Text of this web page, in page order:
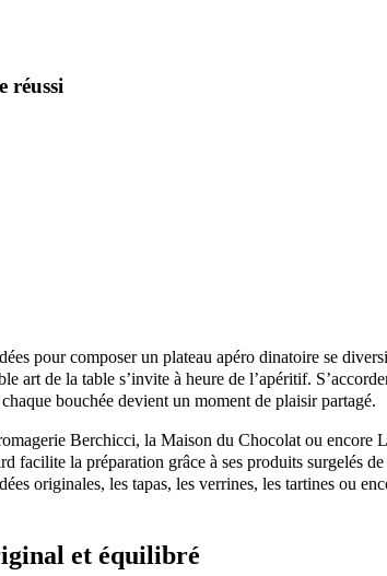
réussi
pour composer un plateau apéro dinatoire se
art de la table s’invite à heure de l’apéritif.
bouchée devient un moment de plaisir partagé.
Berchicci, la Maison du Chocolat ou encore
facilite la préparation grâce à ses produits surgelés
originales, les tapas, les verrines, les tartines ou
et équilibré